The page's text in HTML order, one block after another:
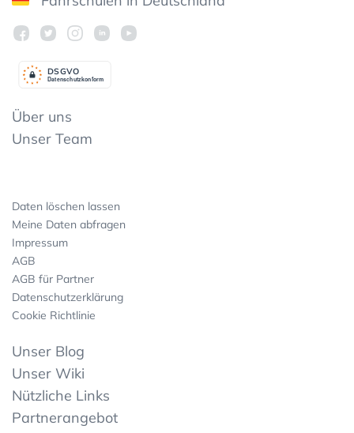
Datenschutzkonform
DSGVO
Über uns
Unser Team
Daten löschen lassen
Meine Daten abfragen
Impressum
AGB
AGB für Partner
Datenschutzerklärung
Cookie Richtlinie
Unser Blog
Unser Wiki
Nützliche Links
Partnerangebot